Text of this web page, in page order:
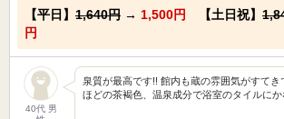
【平日】 1,640円 → 1,500円 【土日祝】
円
40代 男
泉質が最高です!! 館内も蔵の雰囲気がすてき
ほどの茶褐色、温泉成分で浴室のタイルに